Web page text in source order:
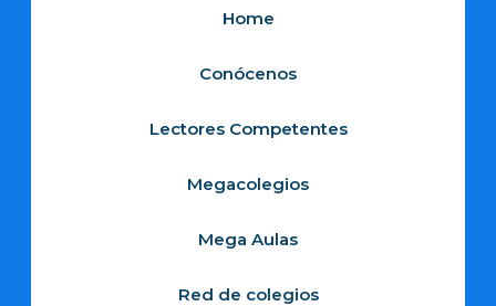
Home
Conócenos
Lectores Competentes
Megacolegios
Mega Aulas
Red de colegios